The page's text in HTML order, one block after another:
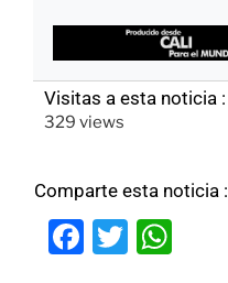
Visitas a esta noticia :
329 views
Comparte esta noticia :
F
T